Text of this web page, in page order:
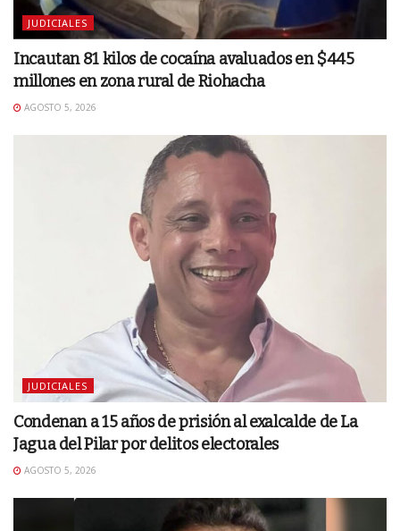
JUDICIALES
Incautan 81 kilos de cocaína avaluados en $445
millones en zona rural de Riohacha
AGOSTO 5, 2026
JUDICIALES
Condenan a 15 años de prisión al exalcalde de La
Jagua del Pilar por delitos electorales
AGOSTO 5, 2026